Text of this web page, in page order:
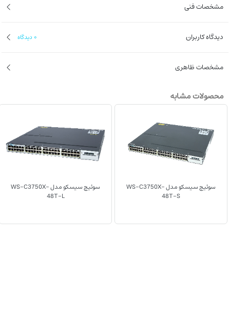
مشخصات فنی
دیدگاه کاربران 0 دیدگاه
‌مشخصات ظاهری
محصولات مشابه
سوئیچ سیسکو مدل WS-C3750X-
48T-S
سوئیچ سیسکو مدل WS-C3750X-
48T-L